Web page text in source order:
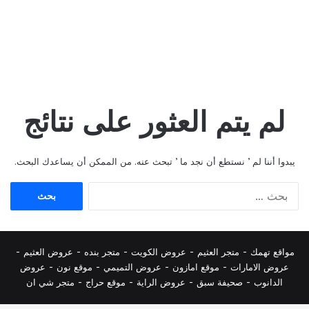
لم يتم العثور على نتائج
يبدوا أننا لم ’ نستطع أن نجد ما ’ تبحث عنه. من الممكن أن يساعدك البحث.
مواقع تهمك - متجر العثيم - عروض الكويت - متجر بنده - عروض العثيم -
عروض الامارات - موقع امازون - عروض التميمي - موقع نون - عروض
الدانوب - صحيفة سبق - عروض الراية - موقع حراج - متجر شي ان